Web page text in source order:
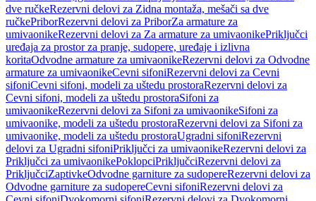
dve ručkeRezervni delovi za Zidna montaža, mešači sa dve
ručkePriborRezervni delovi za PriborZa armature za
umivaonikeRezervni delovi za Za armature za umivaonikePriključci
uređaja za prostor za pranje, sudopere, uređaje i izlivna
koritaOdvodne armature za umivaonikeRezervni delovi za Odvodne
armature za umivaonikeCevni sifoniRezervni delovi za Cevni
sifoniCevni sifoni, modeli za uštedu prostoraRezervni delovi za
Cevni sifoni, modeli za uštedu prostoraSifoni za
umivaonikeRezervni delovi za Sifoni za umivaonikeSifoni za
umivaonike, modeli za uštedu prostoraRezervni delovi za Sifoni za
umivaonike, modeli za uštedu prostoraUgradni sifoniRezervni
delovi za Ugradni sifoniPriključci za umivaonikeRezervni delovi za
Priključci za umivaonikePoklopciPriključciRezervni delovi za
PriključciZaptivkeOdvodne garniture za sudopereRezervni delovi za
Odvodne garniture za sudopereCevni sifoniRezervni delovi za